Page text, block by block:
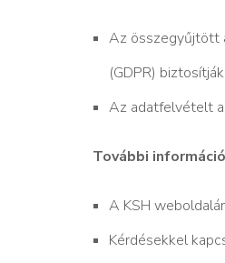
Az összegyűjtött
(GDPR) biztosítják.
Az adatfelvételt a
További
A KSH
Kérdésekkel